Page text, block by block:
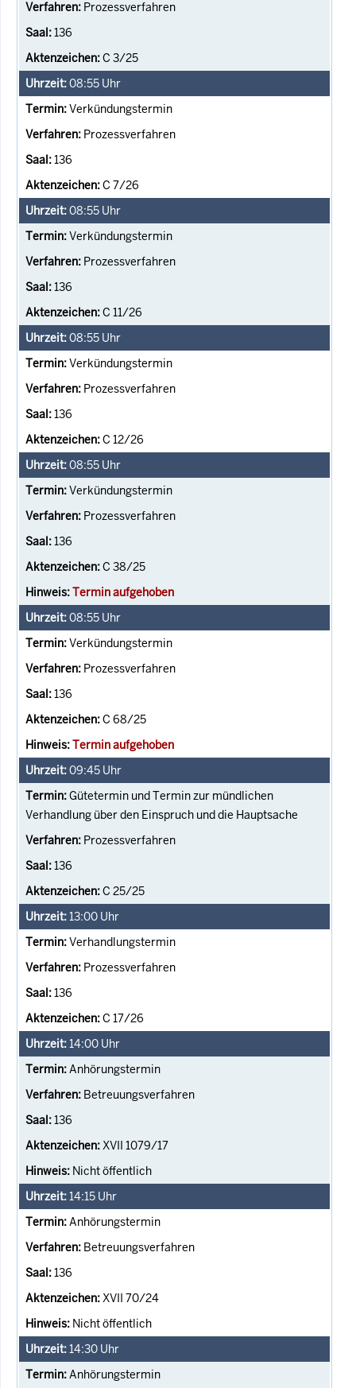
Prozessverfahren
136
C 3/25
08:55 Uhr
Verkündungstermin
Prozessverfahren
136
C 7/26
08:55 Uhr
Verkündungstermin
Prozessverfahren
136
C 11/26
08:55 Uhr
Verkündungstermin
Prozessverfahren
136
C 12/26
08:55 Uhr
Verkündungstermin
Prozessverfahren
136
C 38/25
Termin aufgehoben
08:55 Uhr
Verkündungstermin
Prozessverfahren
136
C 68/25
Termin aufgehoben
09:45 Uhr
Gütetermin und Termin zur mündlichen
Verhandlung über den Einspruch und die Hauptsache
Prozessverfahren
136
C 25/25
13:00 Uhr
Verhandlungstermin
Prozessverfahren
136
C 17/26
14:00 Uhr
Anhörungstermin
Betreuungsverfahren
136
XVII 1079/17
Nicht öffentlich
14:15 Uhr
Anhörungstermin
Betreuungsverfahren
136
XVII 70/24
Nicht öffentlich
14:30 Uhr
Anhörungstermin